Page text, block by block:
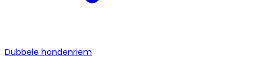
Dubbele hondenriem